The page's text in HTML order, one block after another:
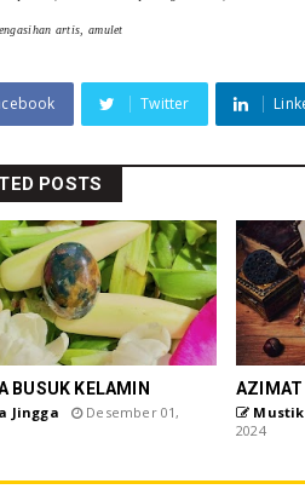
artis, amulet
Twitter
POSTS
BUSUK KELAMIN
Jingga
Desember 01,
AZIMAT
2024